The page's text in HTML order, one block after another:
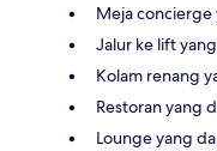
Meja concierge
Jalur ke lift
Kolam renang
Restoran yang
Lounge yang